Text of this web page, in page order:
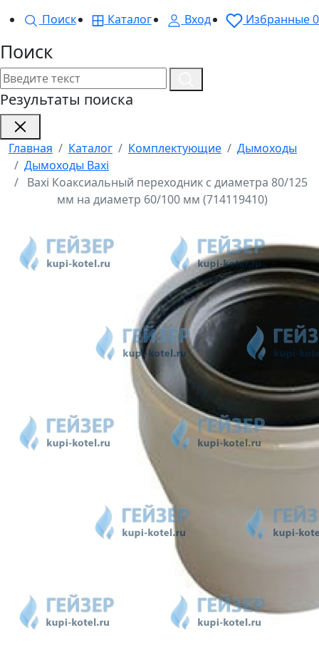
Поиск
Каталог Вход Избранные0
Поиск
Результаты поиска
Главная Каталог Комплектующие
Дымоходы
Дымоходы Baxi
Baxi Коаксиальный переходник с диаметра 80/125
мм на диаметр 60/100 мм (714119410)